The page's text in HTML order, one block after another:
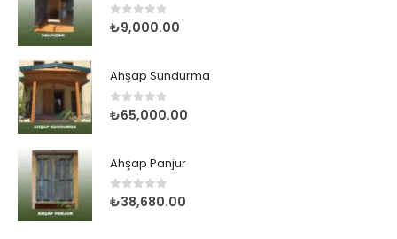
0 5 üzerinden
₺9,000.00
Ahşap Sundurma
0 5 üzerinden
₺65,000.00
Ahşap Panjur
0 5 üzerinden
₺38,680.00